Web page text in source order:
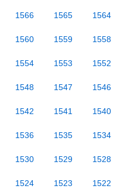
1566 1565 1564
1560 1559 1558
1554 1553 1552
1548 1547 1546
1542 1541 1540
1536 1535 1534
1530 1529 1528
1524 1523 1522